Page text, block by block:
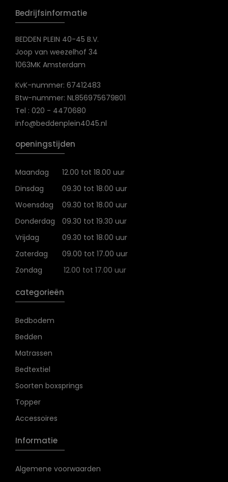
Bedrijfsinformatie
BEDDEN PLEIN 40-45 B.V.
Joop van weezelhof 34
1063MK Amsterdam
KvK-nummer: 67412483
Btw-nummer: NL856975679B01
Tel : 020 - 4470680
info@beddenplein4045.nl
openingstijden
Maandag
12.00 tot 18.00 uur
Dinsdag
09.30 tot 18.00 uur
Woensdag
09.30 tot 18.00 uur
Donderdag
09.30 tot 19.30 uur
Vrijdag
09.30 tot 18.00 uur
Zaterdag
09.00 tot 17.00 uur
Zondag
12.00 tot 17.00 uur
categorieën
Bedbodem
Bedden
Matrassen
Bedtextiel
Soorten boxsprings
Topper
Accessoires
Informatie
Algemene voorwaarden